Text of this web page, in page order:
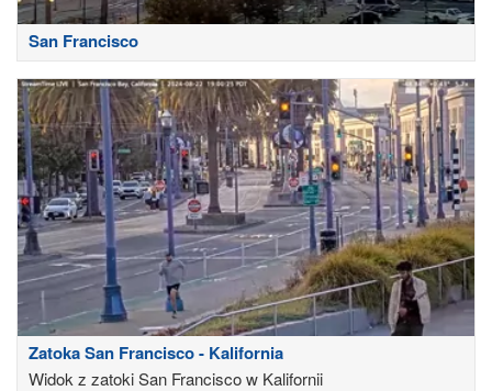
San Francisco
Zatoka San Francisco - Kalifornia
Widok z zatoki San Francisco w Kalifornii